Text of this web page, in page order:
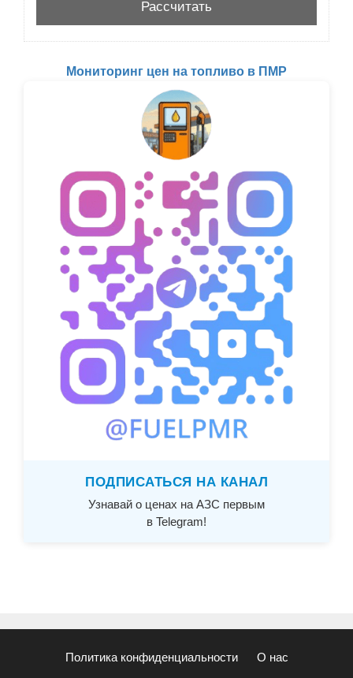
Мониторинг цен на топливо в ПМР
ПОДПИСАТЬСЯ НА КАНАЛ
Узнавай о ценах на АЗС первым
в Telegram!
Политика конфиденциальности О нас